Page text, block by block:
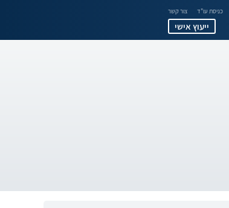
כניסת עו"ד צור קשר
ייעוץ אישי